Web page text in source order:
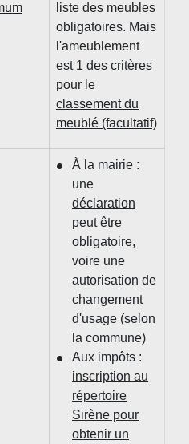
liste des meubles
obligatoires. Mais
l'ameublement
est 1 des critères
pour le
classement du
meublé (facultatif)
À la mairie :
une
déclaration
peut être
obligatoire,
voire une
autorisation de
changement
d'usage (selon
la commune)
Aux impôts :
inscription au
répertoire
Sirène pour
obtenir un